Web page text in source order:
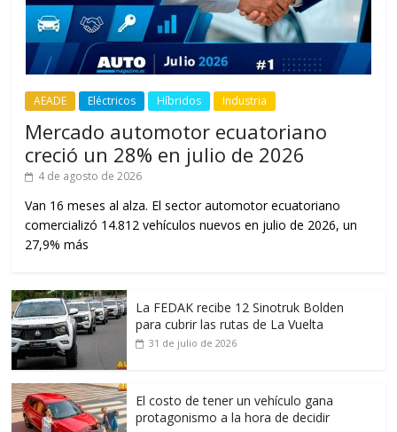
AEADE Eléctricos Híbridos Industria
Mercado automotor ecuatoriano
creció un 28% en julio de 2026
4 de agosto de 2026
Van 16 meses al alza. El sector automotor ecuatoriano
comercializó 14.812 vehículos nuevos en julio de 2026, un
27,9% más
La FEDAK recibe 12 Sinotruk Bolden
para cubrir las rutas de La Vuelta
31 de julio de 2026
El costo de tener un vehículo gana
protagonismo a la hora de decidir